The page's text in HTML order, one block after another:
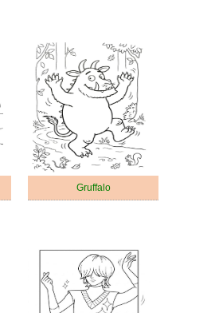
Gruffalo